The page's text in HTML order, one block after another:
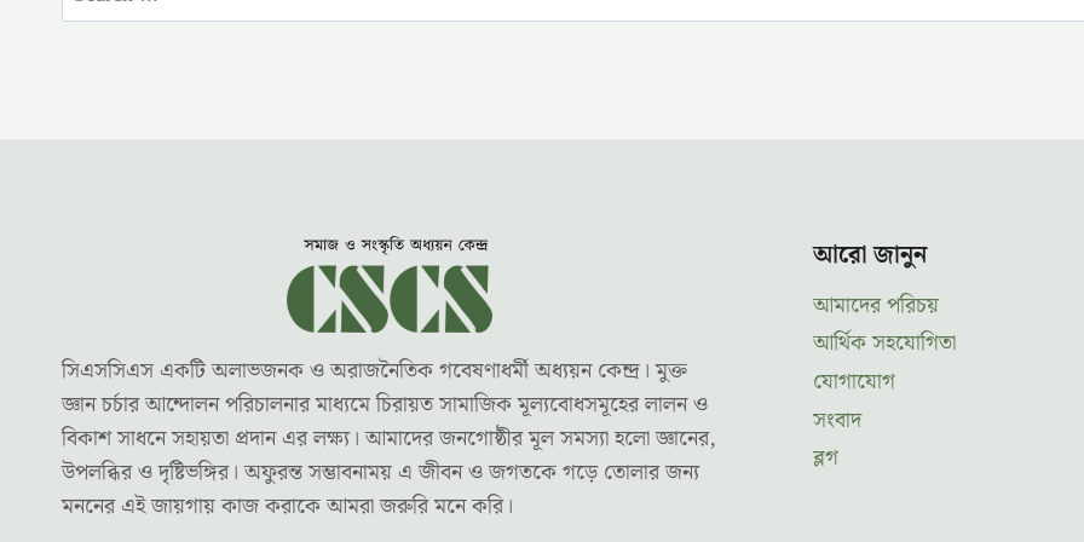
for:
সিএসসিএস একটি অলাভজনক ও অরাজনৈতিক গবেষণাধর্মী অধ্যয়ন কেন্দ্র। মুক্ত
জ্ঞান চর্চার আন্দোলন পরিচালনার মাধ্যমে চিরায়ত সামাজিক মূল্যবোধসমূহের লালন ও
বিকাশ সাধনে সহায়তা প্রদান এর লক্ষ্য। আমাদের জনগোষ্ঠীর মূল সমস্যা হলো জ্ঞানের,
উপলব্ধির ও দৃষ্টিভঙ্গির। অফুরন্ত সম্ভাবনাময় এ জীবন ও জগতকে গড়ে তোলার জন্য
মননের এই জায়গায় কাজ করাকে আমরা জরুরি মনে করি।
আরো জানুন
আমাদের পরিচয়
আর্থিক সহযোগিতা
যোগাযোগ
সংবাদ
ব্লগ